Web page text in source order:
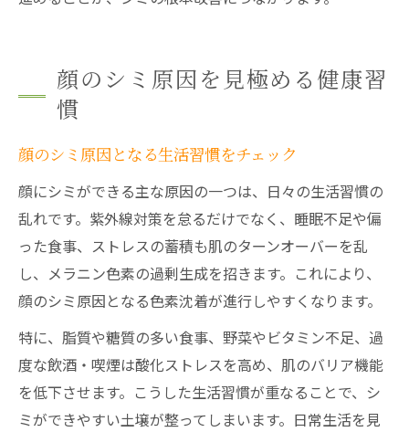
顔のシミ原因を見極める健康習
慣
顔のシミ原因となる生活習慣をチェック
顔にシミができる主な原因の一つは、日々の生活習慣の
乱れです。紫外線対策を怠るだけでなく、睡眠不足や偏
った食事、ストレスの蓄積も肌のターンオーバーを乱
し、メラニン色素の過剰生成を招きます。これにより、
顔のシミ原因となる色素沈着が進行しやすくなります。
特に、脂質や糖質の多い食事、野菜やビタミン不足、過
度な飲酒・喫煙は酸化ストレスを高め、肌のバリア機能
を低下させます。こうした生活習慣が重なることで、シ
ミができやすい土壌が整ってしまいます。日常生活を見